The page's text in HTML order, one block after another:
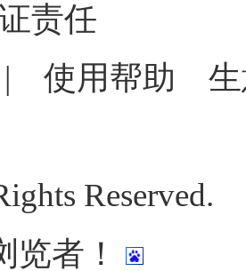
责任
使用帮助
Reserved.
览者！